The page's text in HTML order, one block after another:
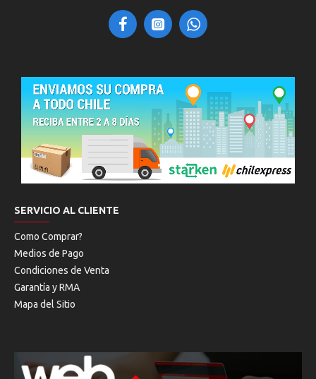
SERVICIO AL CLIENTE
Como Comprar?
Medios de Pago
Condiciones de Venta
Garantía y RMA
Mapa del Sitio